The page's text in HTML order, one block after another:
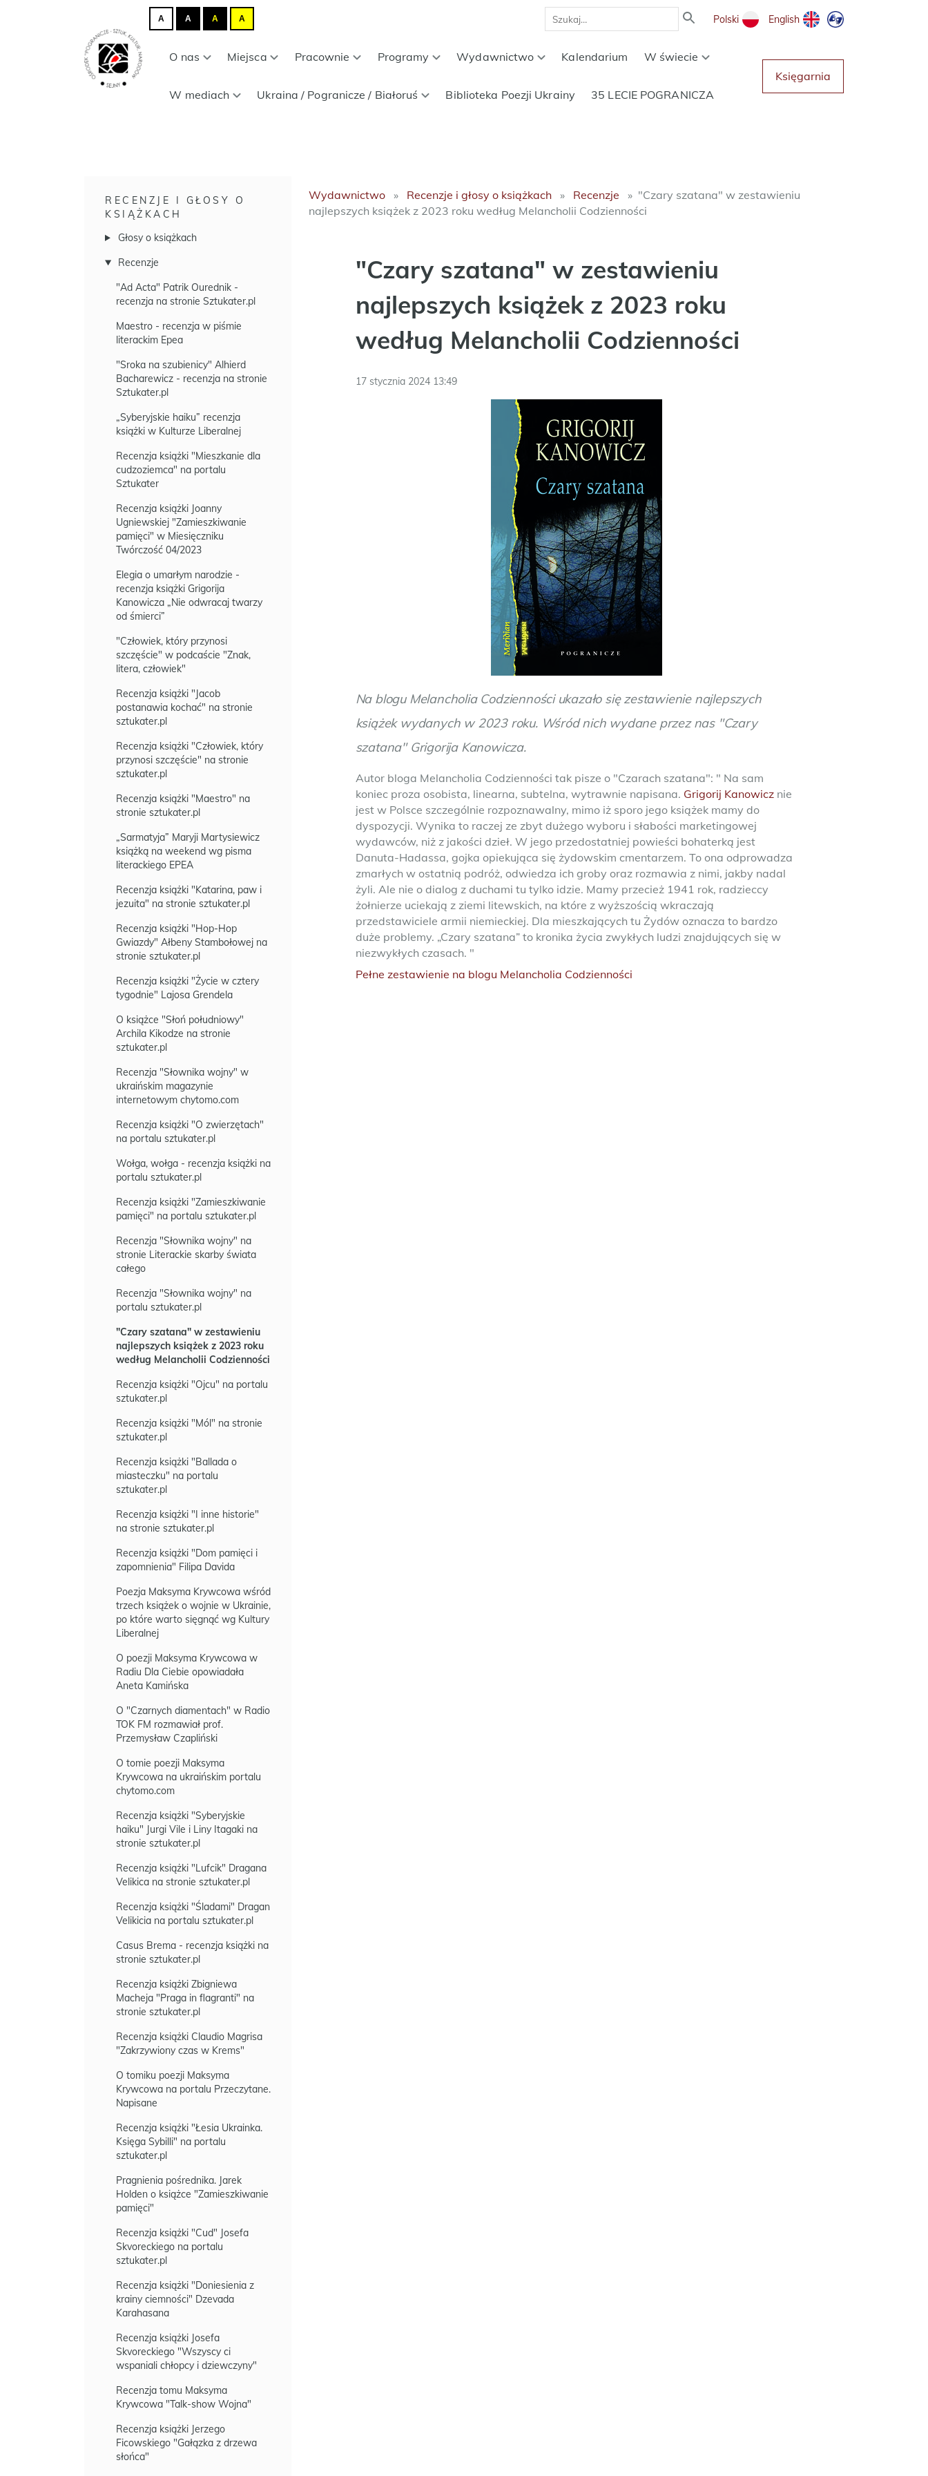
A A A A Polski English
O nas Miejsca Pracownie Programy Wydawnictwo Kalendarium W świecie
W mediach Ukraina / Pogranicze / Białoruś Biblioteka Poezji Ukrainy 35 LECIE POGRANICZA
Księgarnia
RECENZJE I GŁOSY O
KSIĄŻKACH
Głosy o książkach
Recenzje
"Ad Acta" Patrik Ourednik -
recenzja na stronie Sztukater.pl
Maestro - recenzja w piśmie
literackim Epea
"Sroka na szubienicy" Alhierd
Bacharewicz - recenzja na stronie
Sztukater.pl
„Syberyjskie haiku” recenzja
książki w Kulturze Liberalnej
Recenzja książki "Mieszkanie dla
cudzoziemca" na portalu
Sztukater
Recenzja książki Joanny
Ugniewskiej "Zamieszkiwanie
pamięci" w Miesięczniku
Twórczość 04/2023
Elegia o umarłym narodzie -
recenzja książki Grigorija
Kanowicza „Nie odwracaj twarzy
od śmierci”
"Człowiek, który przynosi
szczęście" w podcaście "Znak,
litera, człowiek"
Recenzja książki "Jacob
postanawia kochać" na stronie
sztukater.pl
Recenzja książki "Człowiek, który
przynosi szczęście" na stronie
sztukater.pl
Recenzja książki "Maestro" na
stronie sztukater.pl
„Sarmatyja” Maryji Martysiewicz
książką na weekend wg pisma
literackiego EPEA
Recenzja książki "Katarina, paw i
jezuita" na stronie sztukater.pl
Recenzja książki "Hop-Hop
Gwiazdy" Ałbeny Stambołowej na
stronie sztukater.pl
Recenzja książki "Życie w cztery
tygodnie" Lajosa Grendela
O książce "Słoń południowy"
Archila Kikodze na stronie
sztukater.pl
Recenzja "Słownika wojny" w
ukraińskim magazynie
internetowym chytomo.com
Recenzja książki "O zwierzętach"
na portalu sztukater.pl
Wołga, wołga - recenzja książki na
portalu sztukater.pl
Recenzja książki "Zamieszkiwanie
pamięci" na portalu sztukater.pl
Recenzja "Słownika wojny" na
stronie Literackie skarby świata
całego
Recenzja "Słownika wojny" na
portalu sztukater.pl
"Czary szatana" w zestawieniu
najlepszych książek z 2023 roku
według Melancholii Codzienności
Recenzja książki "Ojcu" na portalu
sztukater.pl
Recenzja książki "Mól" na stronie
sztukater.pl
Recenzja książki "Ballada o
miasteczku" na portalu
sztukater.pl
Recenzja książki "I inne historie"
na stronie sztukater.pl
Recenzja książki "Dom pamięci i
zapomnienia" Filipa Davida
Poezja Maksyma Krywcowa wśród
trzech książek o wojnie w Ukrainie,
po które warto sięgnąć wg Kultury
Liberalnej
O poezji Maksyma Krywcowa w
Radiu Dla Ciebie opowiadała
Aneta Kamińska
O "Czarnych diamentach" w Radio
TOK FM rozmawiał prof.
Przemysław Czapliński
O tomie poezji Maksyma
Krywcowa na ukraińskim portalu
chytomo.com
Recenzja książki "Syberyjskie
haiku" Jurgi Vile i Liny Itagaki na
stronie sztukater.pl
Recenzja książki "Lufcik" Dragana
Velikica na stronie sztukater.pl
Recenzja książki "Śladami" Dragan
Velikicia na portalu sztukater.pl
Casus Brema - recenzja książki na
stronie sztukater.pl
Recenzja książki Zbigniewa
Macheja "Praga in flagranti" na
stronie sztukater.pl
Recenzja książki Claudio Magrisa
"Zakrzywiony czas w Krems"
O tomiku poezji Maksyma
Krywcowa na portalu Przeczytane.
Napisane
Recenzja książki "Łesia Ukrainka.
Księga Sybilli" na portalu
sztukater.pl
Pragnienia pośrednika. Jarek
Holden o książce "Zamieszkiwanie
pamięci"
Recenzja książki "Cud" Josefa
Skvoreckiego na portalu
sztukater.pl
Recenzja książki "Doniesienia z
krainy ciemności" Dzevada
Karahasana
Recenzja książki Josefa
Skvoreckiego "Wszyscy ci
wspaniali chłopcy i dziewczyny"
Recenzja tomu Maksyma
Krywcowa "Talk-show Wojna"
Recenzja książki Jerzego
Ficowskiego "Gałązka z drzewa
słońca"
Wydawnictwo Recenzje i głosy o książkach Recenzje
"Czary szatana" w zestawieniu
najlepszych książek z 2023 roku według Melancholii Codzienności
"Czary szatana" w zestawieniu
najlepszych książek z 2023 roku
według Melancholii Codzienności
17 stycznia 2024 13:49
Na blogu Melancholia Codzienności ukazało się zestawienie najlepszych
książek wydanych w 2023 roku. Wśród nich wydane przez nas "Czary
szatana" Grigorija Kanowicza.
Autor bloga Melancholia Codzienności tak pisze o "Czarach szatana": " Na sam
koniec proza osobista, linearna, subtelna, wytrawnie napisana. Grigorij Kanowicznie
jest w Polsce szczególnie rozpoznawalny, mimo iż sporo jego książek mamy do
dyspozycji. Wynika to raczej ze zbyt dużego wyboru i słabości marketingowej
wydawców, niż z jakości dzieł. W jego przedostatniej powieści bohaterką jest
Danuta-Hadassa, gojka opiekująca się żydowskim cmentarzem. To ona odprowadza
zmarłych w ostatnią podróż, odwiedza ich groby oraz rozmawia z nimi, jakby nadal
żyli. Ale nie o dialog z duchami tu tylko idzie. Mamy przecież 1941 rok, radzieccy
żołnierze uciekają z ziemi litewskich, na które z wyższością wkraczają
przedstawiciele armii niemieckiej. Dla mieszkających tu Żydów oznacza to bardzo
duże problemy. „Czary szatana” to kronika życia zwykłych ludzi znajdujących się w
niezwykłych czasach. "
Pełne zestawienie na blogu Melancholia Codzienności